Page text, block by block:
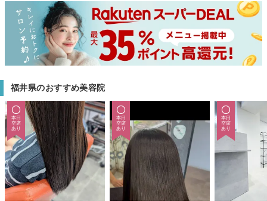
福井県のおすすめ美容院
本日
空席
あり
本日
空席
あり
本日
空席
あり